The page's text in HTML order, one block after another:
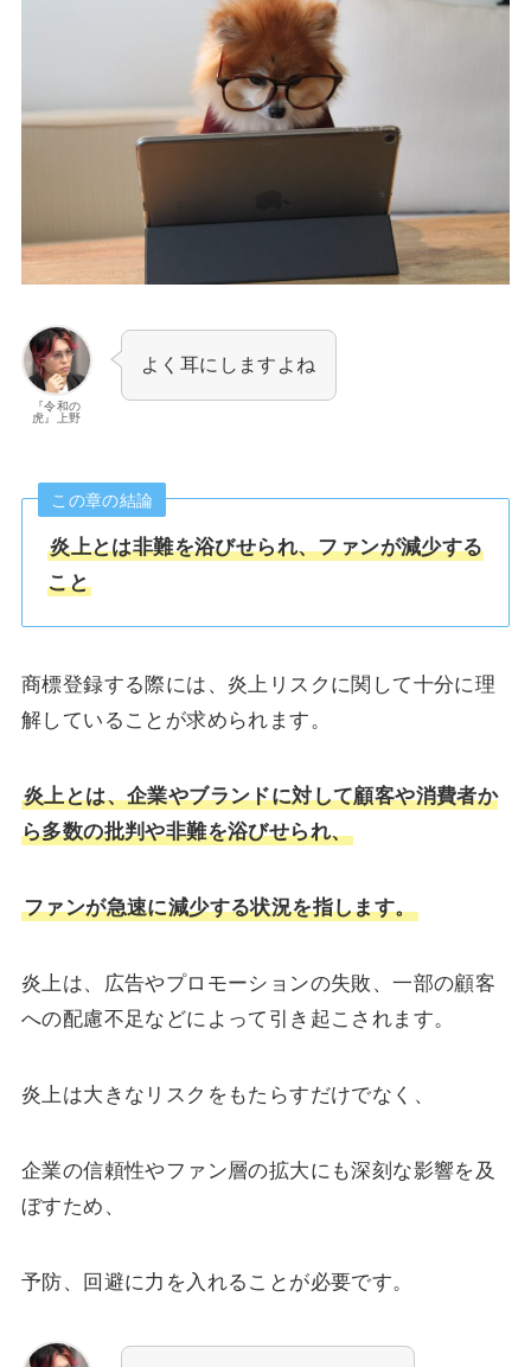
『令和の
虎』上野
よく耳にしますよね
この章の結論
炎上とは非難を浴びせられ、ファンが減少する
こと
商標登録する際には、炎上リスクに関して十分に理
解していることが求められます。
炎上とは、企業やブランドに対して顧客や消費者か
ら多数の批判や非難を浴びせられ、
ファンが急速に減少する状況を指します。
炎上は、広告やプロモーションの失敗、一部の顧客
への配慮不足などによって引き起こされます。
炎上は大きなリスクをもたらすだけでなく、
企業の信頼性やファン層の拡大にも深刻な影響を及
ぼすため、
予防、回避に力を入れることが必要です。